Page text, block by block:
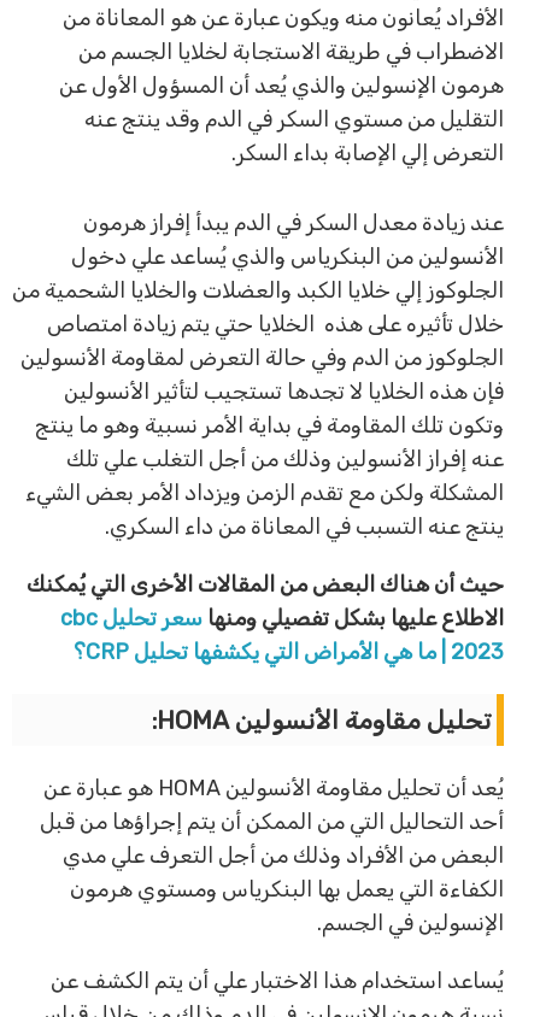
الأفراد يُعانون منه ويكون عبارة عن هو المعاناة من
الاضطراب في طريقة الاستجابة لخلايا الجسم من
هرمون الإنسولين والذي يُعد أن المسؤول الأول عن
التقليل من مستوي السكر في الدم وقد ينتج عنه
التعرض إلي الإصابة بداء السكر.
عند زيادة معدل السكر في الدم يبدأ إفراز هرمون
الأنسولين من البنكرياس والذي يُساعد علي دخول
الجلوكوز إلي خلايا الكبد والعضلات والخلايا الشحمية من
خلال تأثيره على هذه الخلايا حتي يتم زيادة امتصاص
الجلوكوز من الدم وفي حالة التعرض لمقاومة الأنسولين
فإن هذه الخلايا لا تجدها تستجيب لتأثير الأنسولين
وتكون تلك المقاومة في بداية الأمر نسبية وهو ما ينتج
عنه إفراز الأنسولين وذلك من أجل التغلب علي تلك
المشكلة ولكن مع تقدم الزمن ويزداد الأمر بعض الشيء
ينتج عنه التسبب في المعاناة من داء السكري.
حيث أن هناك البعض من المقالات الأخرى التي يُمكنك
الاطلاع عليها بشكل تفصيلي ومنها
سعر تحليل cbc
2023 | ما هي الأمراض التي يكشفها تحليل CRP؟
تحليل مقاومة الأنسولين HOMA:
يُعد أن تحليل مقاومة الأنسولين HOMA هو عبارة عن
أحد التحاليل التي من الممكن أن يتم إجراؤها من قبل
البعض من الأفراد وذلك من أجل التعرف علي مدي
الكفاءة التي يعمل بها البنكرياس ومستوي هرمون
الإنسولين في الجسم.
يُساعد استخدام هذا الاختبار علي أن يتم الكشف عن